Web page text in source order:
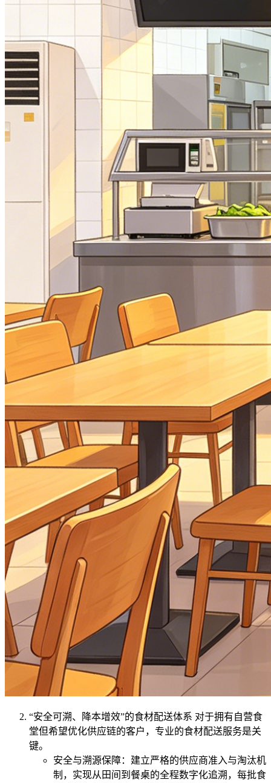
“安全可溯、降本增效”的食材配送体系 对于拥有自营食
堂但希望优化供应链的客户，专业的食材配送服务是关
键。
安全与溯源保障：建立严格的供应商准入与淘汰机
制，实现从田间到餐桌的全程数字化追溯，每批食